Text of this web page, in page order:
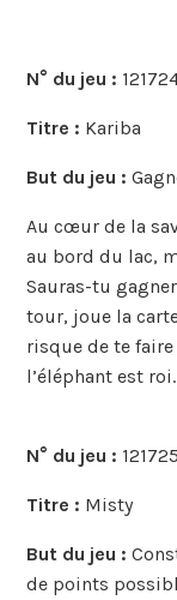
N° du jeu :
Titre : Kariba
But du jeu :
Au cœur de la
au bord du lac,
Sauras-tu
tour, joue la
risque de te faire
l’éléphant est
N° du jeu : 121725
Titre : Misty
But du jeu :
de points